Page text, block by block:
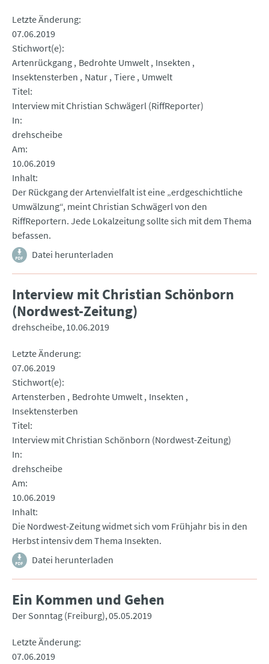
Letzte Änderung
07.06.2019
Stichwort(e)
Artenrückgang Bedrohte Umwelt Insekten
Insektensterben
Natur Tiere Umwelt
Titel
Interview mit Christian Schwägerl (RiffReporter)
In
drehscheibe
Am
10.06.2019
Inhalt
Der Rückgang der Artenvielfalt ist eine „erdgeschichtliche
Umwälzung“, meint Christian Schwägerl von den
RiffReportern. Jede Lokalzeitung sollte sich mit dem Thema
befassen.
Datei herunterladen
Interview mit Christian Schönborn
(Nordwest-Zeitung)
drehscheibe 10.06.2019
Letzte Änderung
07.06.2019
Stichwort(e)
Artensterben
Bedrohte Umwelt Insekten
Insektensterben
Titel
Interview mit Christian Schönborn (Nordwest-Zeitung)
In
drehscheibe
Am
10.06.2019
Inhalt
Die Nordwest-Zeitung widmet sich vom Frühjahr bis in den
Herbst intensiv dem Thema Insekten.
Datei herunterladen
Ein Kommen und Gehen
Der Sonntag (Freiburg) 05.05.2019
Letzte Änderung
07.06.2019